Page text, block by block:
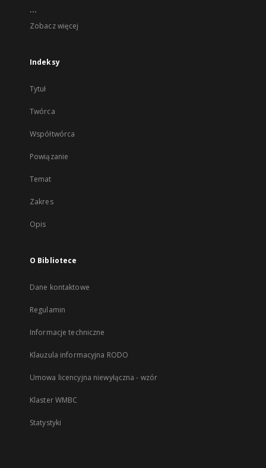
...
Zobacz więcej
Indeksy
Tytuł
Twórca
Współtwórca
Powiązanie
Temat
Zakres
Opis
O Bibliotece
Dane kontaktowe
Regulamin
Informacje techniczne
Klauzula informacyjna RODO
Umowa licencyjna niewyłączna - wzór
Klaster WMBC
Statystyki